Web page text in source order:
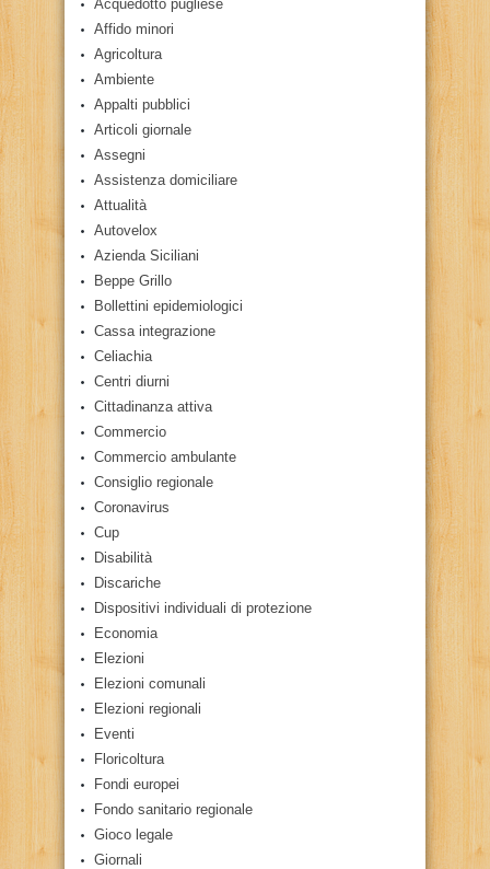
Acquedotto pugliese
Affido minori
Agricoltura
Ambiente
Appalti pubblici
Articoli giornale
Assegni
Assistenza domiciliare
Attualità
Autovelox
Azienda Siciliani
Beppe Grillo
Bollettini epidemiologici
Cassa integrazione
Celiachia
Centri diurni
Cittadinanza attiva
Commercio
Commercio ambulante
Consiglio regionale
Coronavirus
Cup
Disabilità
Discariche
Dispositivi individuali di protezione
Economia
Elezioni
Elezioni comunali
Elezioni regionali
Eventi
Floricoltura
Fondi europei
Fondo sanitario regionale
Gioco legale
Giornali